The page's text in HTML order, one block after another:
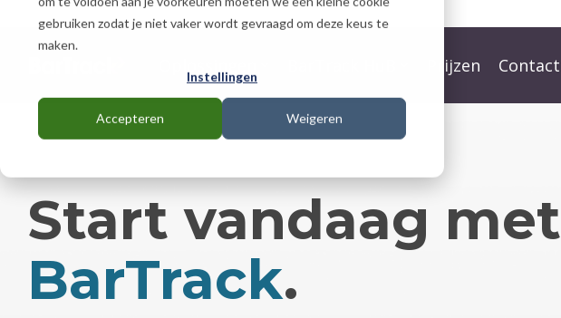
gebruiken zodat je niet vaker wordt gevraagd om deze keus te
maken.
Instellingen
Accepteren Weigeren
Prijzen Contact
Start vandaag met
BarTrack.